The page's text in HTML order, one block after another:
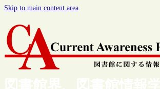
Skip to main content area
図書館界、図書館情報